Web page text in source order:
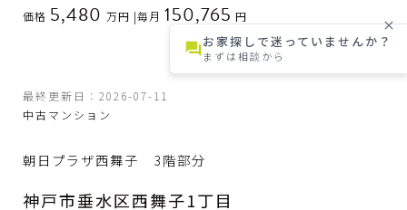
価格 5,480 万円 |毎月 150,765 円
最終更新日：2026-07-11
中古マンション
朝日プラザ西舞子 3階部分
神戸市垂水区西舞子1丁目
close
forumお家探しで迷っていませんか？
まずは相談から